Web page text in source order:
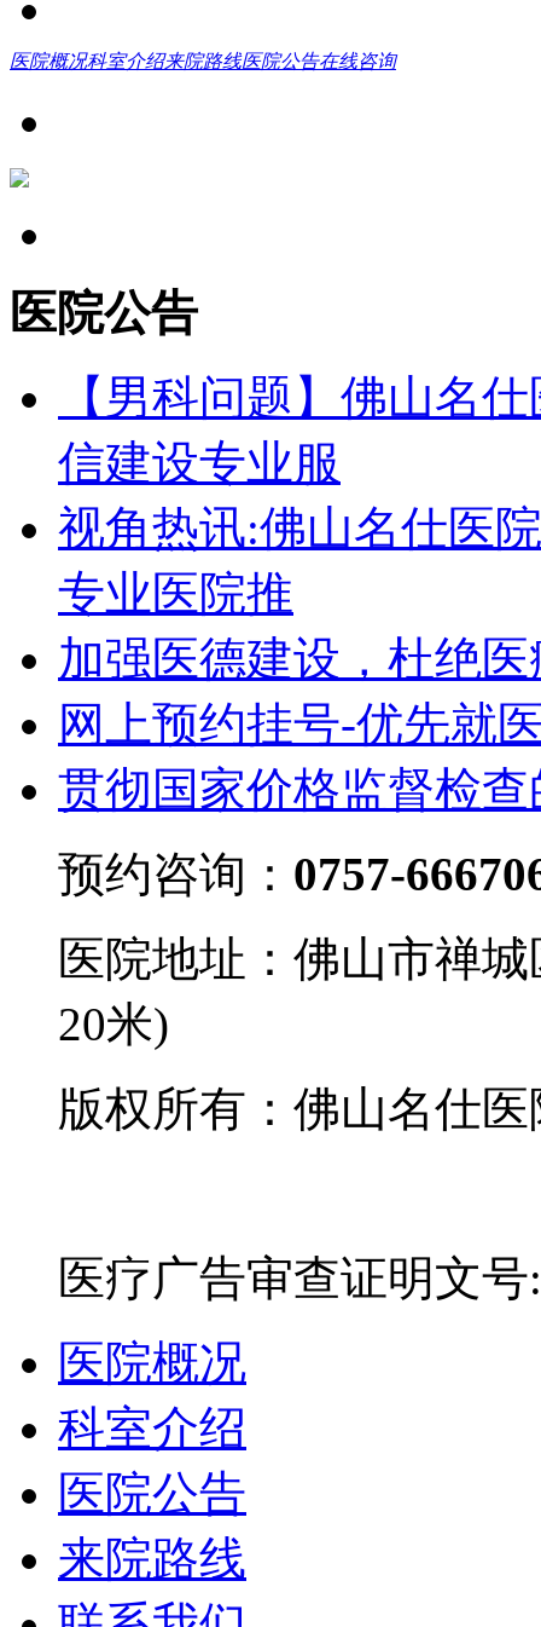
医院概况科室介绍来院路线医院公告在线咨询
医院公告
【男科问题】佛山名
信建设专业服
视角热讯:佛山名仕医
专业医院推
加强医德建设，杜绝
网上预约挂号-优先就
贯彻国家价格监督检
预约咨询： 0757-
医院地址：佛山市禅
20米)
版权所有：佛山名仕
医疗广告审查证明文
医院概况
科室介绍
医院公告
来院路线